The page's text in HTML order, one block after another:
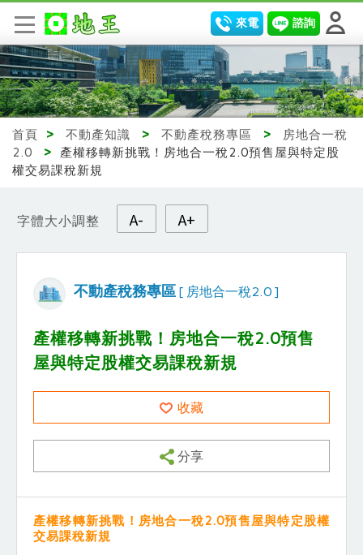
諮詢
來電
首頁 > 不動產知識 > 不動產稅務專區 >
房地合一稅
2.0
>
產權移轉新挑戰！房地合一稅2.0預售屋與特定股
權交易課稅新規
不動產稅務專區 [ 房地合一稅2.0 ]
字體大小調整 A- A+
產權移轉新挑戰！房地合一稅2.0預售
屋與特定股權交易課稅新規
收藏
分享
產權移轉新挑戰！房地合一稅2.0預售屋與特定股權
交易課稅新規